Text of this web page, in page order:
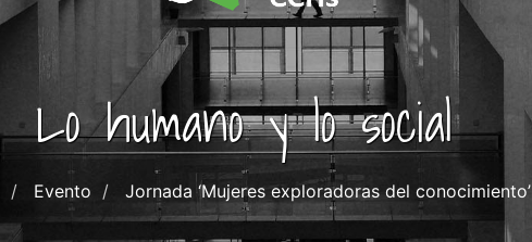
Lo humano y lo social
Evento Jornada ‘Mujeres exploradoras del conocimiento’